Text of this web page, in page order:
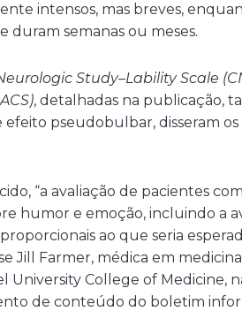
intensos, mas breves,
semanas ou meses.
Study–Lability Scale
, detalhadas na publicação,
pseudobulbar, disseram os
“a avaliação de pacientes
humor e emoção, incluindo a
ao que seria
Jill Farmer, médica em
College of Medicine,
de conteúdo do boletim